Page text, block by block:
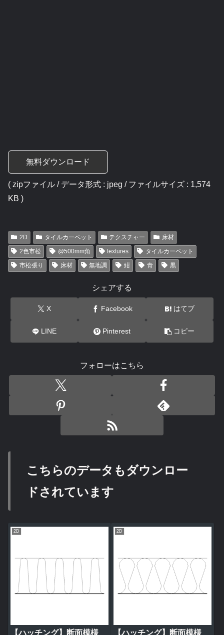
無料ダウンロード
( zipファイル / データ形式 : jpeg / ファイルサイズ : 1,574
KB )
2D タイルカーペット テクスチャー
床材
2色市松
@500mm角 textures
タイルカーペット
市松張り
床材 無地調 紺 青 黒
シェアする
X Facebook はてブ
LINE Pinterest コピー
フォローはこちら
こちらのデータもダウンロー
ドされています
2D
【ハッチング】断面模様
2D
【ハッチング】断面模様